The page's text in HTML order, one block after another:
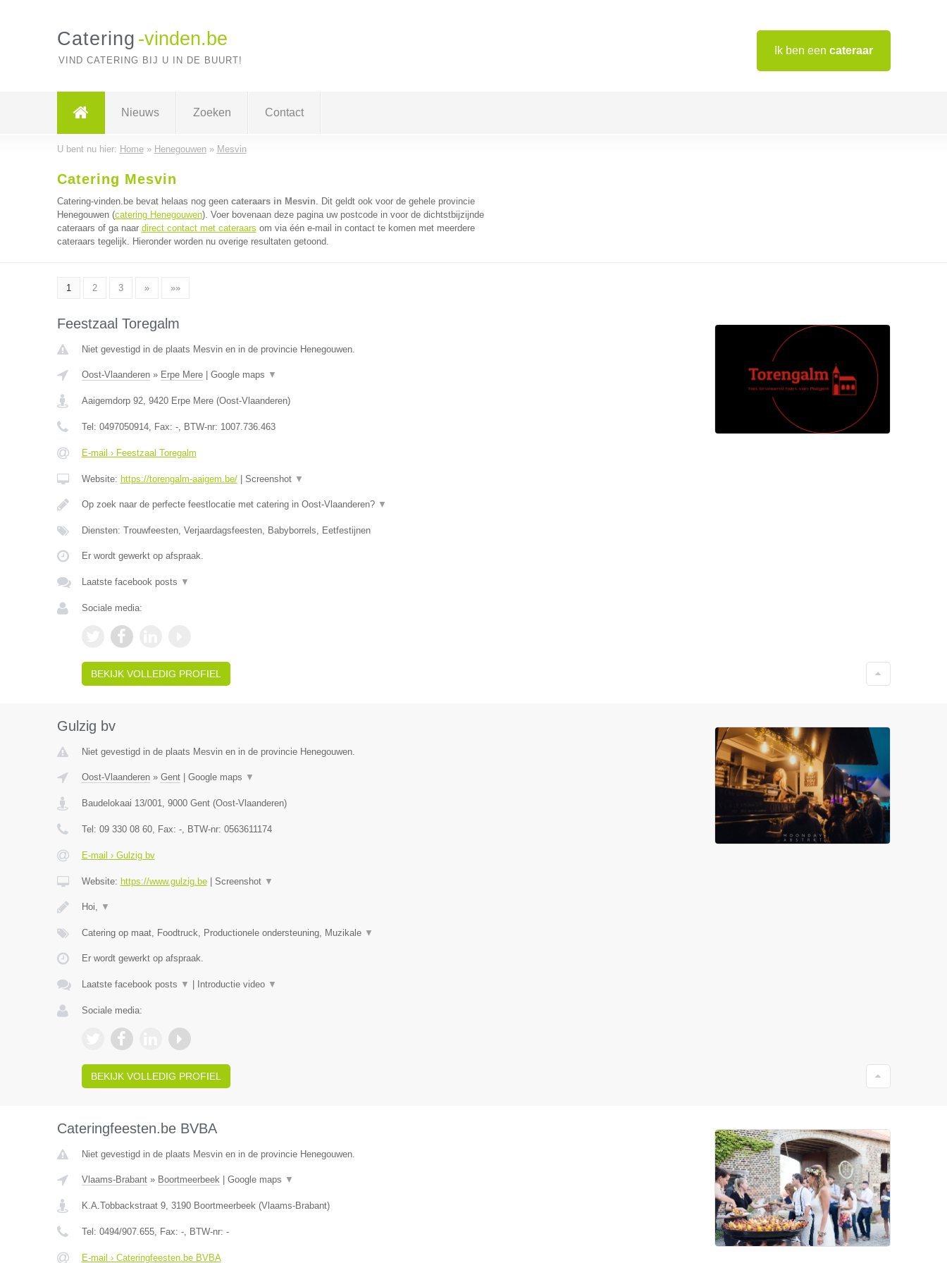
Ik ben een cateraar
Catering -vinden.be
VIND CATERING BIJ U IN DE BUURT!
Nieuws Zoeken Contact
U bent nu hier: Home» Henegouwen» Mesvin
Catering Mesvin
Catering-vinden.be bevat helaas nog geen cateraars in Mesvin. Dit geldt ook voor de gehele provincie
Henegouwen (catering Henegouwen). Voer bovenaan deze pagina uw postcode in voor de dichtstbijzijnde
cateraars of ga naar direct contact met cateraars om via één e-mail in contact te komen met meerdere
cateraars tegelijk. Hieronder worden nu overige resultaten getoond.
1 2 3 » »»
Feestzaal Toregalm
Niet gevestigd in de plaats Mesvin en in de provincie Henegouwen.
Oost-Vlaanderen» Erpe Mere| Google maps ▼
Aaigemdorp 92, 9420 Erpe Mere(Oost-Vlaanderen)
Tel: 0497050914, Fax: -, BTW-nr: 1007.736.463
E-mail › Feestzaal Toregalm
Website: https://torengalm-aaigem.be/| Screenshot ▼
Op zoek naar de perfecte feestlocatie met catering in Oost-Vlaanderen? ▼
Diensten: Trouwfeesten, Verjaardagsfeesten, Babyborrels, Eetfestijnen
Er wordt gewerkt op afspraak.
Laatste facebook posts ▼
Sociale media:
BEKIJK VOLLEDIG PROFIEL
Gulzig bv
Niet gevestigd in de plaats Mesvin en in de provincie Henegouwen.
Oost-Vlaanderen» Gent| Google maps ▼
Baudelokaai 13/001, 9000 Gent(Oost-Vlaanderen)
Tel: 09 330 08 60, Fax: -, BTW-nr: 0563611174
E-mail › Gulzig bv
Website: https://www.gulzig.be| Screenshot ▼
Hoi, ▼
Catering op maat, Foodtruck, Productionele ondersteuning, Muzikale ▼
Er wordt gewerkt op afspraak.
Laatste facebook posts ▼ Introductie video ▼
Sociale media:
BEKIJK VOLLEDIG PROFIEL
Cateringfeesten.be BVBA
Niet gevestigd in de plaats Mesvin en in de provincie Henegouwen.
Vlaams-Brabant» Boortmeerbeek| Google maps ▼
K.A.Tobbackstraat 9, 3190 Boortmeerbeek(Vlaams-Brabant)
Tel: 0494/907.655, Fax: -, BTW-nr: -
E-mail › Cateringfeesten.be BVBA